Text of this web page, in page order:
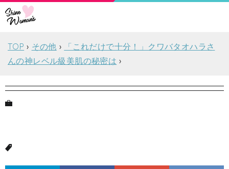
TOP その他
「これだけで十分！」クワバタオハラさ
んの神レベル級美肌の秘密は